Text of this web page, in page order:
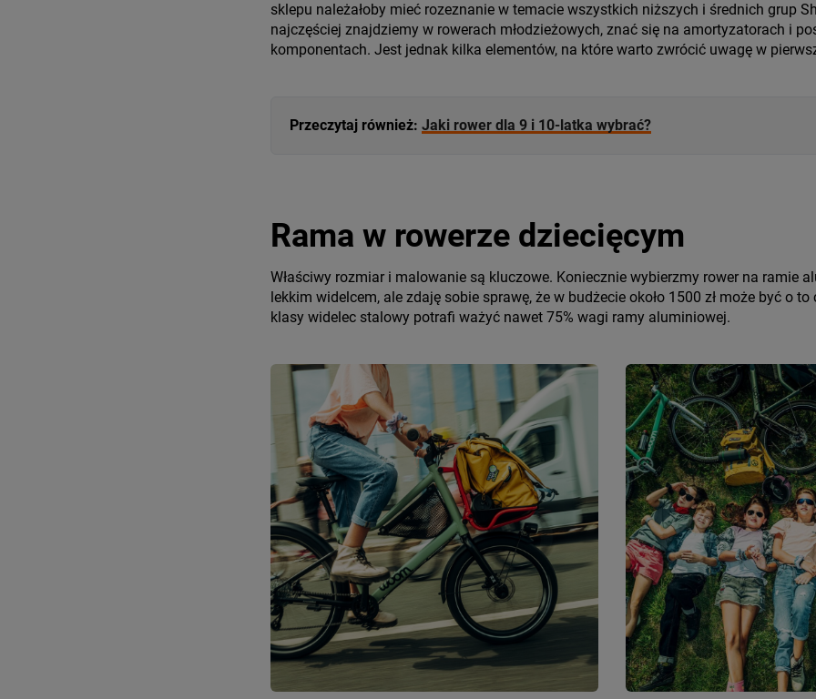
sklepu należałoby mieć rozeznanie w temacie wszystkich niższych i średnich grup
najczęściej znajdziemy w rowerach młodzieżowych, znać się na amortyzatorach i
komponentach. Jest jednak kilka elementów, na które warto zwrócić uwagę w
Przeczytaj również: Jaki rower dla 9 i 10-latka wybrać?
Rama w rowerze dziecięcym
Właściwy rozmiar i malowanie są kluczowe. Koniecznie wybierzmy rower na ramie
lekkim widelcem, ale zdaję sobie sprawę, że w budżecie około 1500 zł może być o to
klasy widelec stalowy potrafi ważyć nawet 75% wagi ramy aluminiowej.